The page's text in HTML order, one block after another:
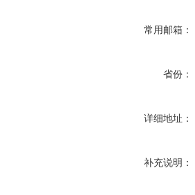
常用邮箱：
省份：
详细地址：
补充说明：